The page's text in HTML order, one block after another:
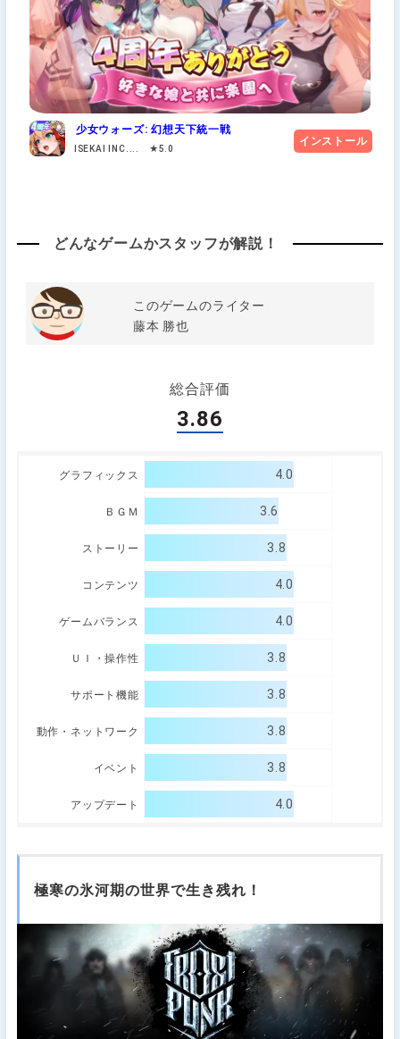
少女ウォーズ: 幻想天下統一戦
ISEKAI INC.... ★5.0
インストール
どんなゲームかスタッフが解説！
このゲームのライター
藤本 勝也
総合評価
3.86
グラフィックス 4.0
ＢＧＭ 3.6
ストーリー 3.8
コンテンツ 4.0
ゲームバランス 4.0
ＵＩ・操作性 3.8
サポート機能 3.8
動作・ネットワーク 3.8
イベント 3.8
アップデート 4.0
極寒の氷河期の世界で生き残れ！